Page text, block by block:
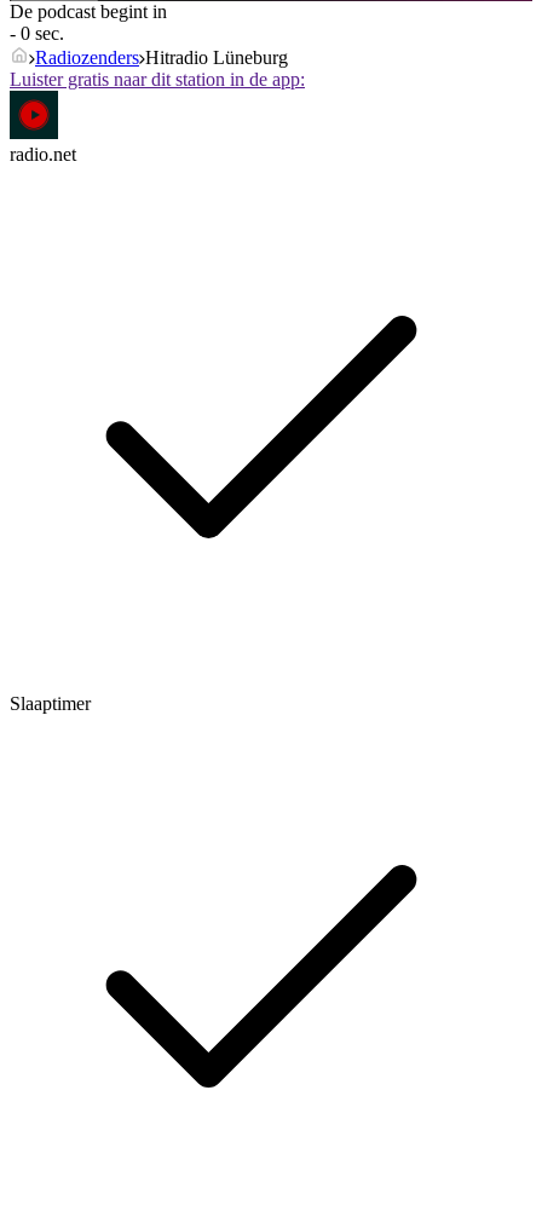
De podcast begint in
- 0 sec.
Radiozenders Hitradio Lüneburg
Luister gratis naar dit station in de app:
radio.net
Slaaptimer